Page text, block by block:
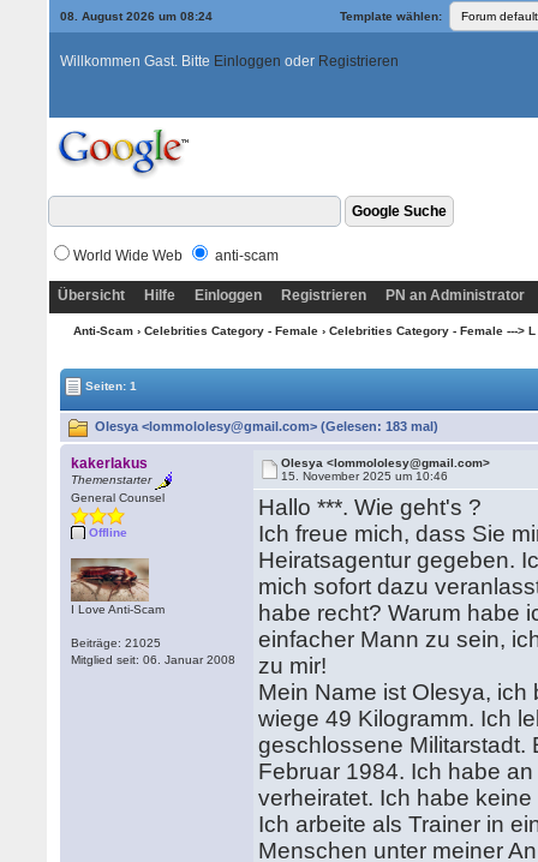
08. August 2026 um 08:24 Template wählen:
Willkommen Gast. Bitte Einloggen oder Registrieren
World Wide Web anti-scam
Übersicht Hilfe Einloggen Registrieren PN an Administrator
Anti-Scam› Celebrities Category - Female› Celebrities Category - Female ---> L
Seiten: 1
Olesya <lommololesy@gmail.com> (Gelesen: 183 mal)
kakerlakus
Themenstarter
General Counsel
Offline
I Love Anti-Scam
Beiträge: 21025
Mitglied seit: 06. Januar 2008
Olesya <lommololesy@gmail.com>
15. November 2025 um 10:46
Hallo ***. Wie geht's ?
Ich freue mich, dass Sie
Heiratsagentur gegeben.
mich sofort dazu
habe recht? Warum habe
einfacher Mann zu sein,
zu mir!
Mein Name ist Olesya,
wiege 49 Kilogramm. Ich
geschlossene Militarstadt.
Februar 1984. Ich habe
verheiratet. Ich habe
Ich arbeite als Trainer in
Menschen unter meiner